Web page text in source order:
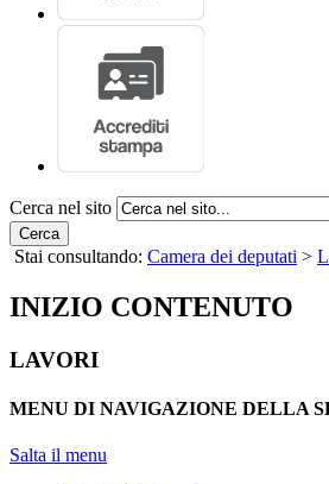
Cerca nel sito
Cerca
Stai consultando: Camera dei deputati >
INIZIO CONTENUTO
LAVORI
MENU DI NAVIGAZIONE DELLA
Salta il menu